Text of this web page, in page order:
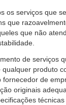
os serviços que
que
que não
de serviços
produto
fornecedor de
originais
técnicas